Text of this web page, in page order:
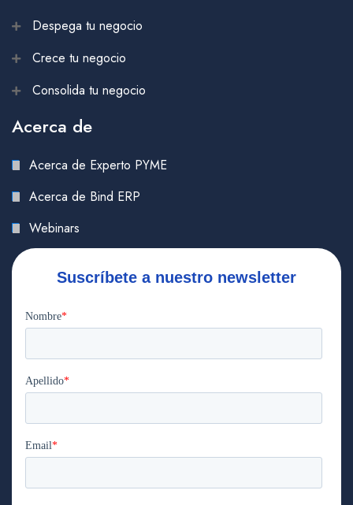
Despega tu negocio
Crece tu negocio
Consolida tu negocio
Acerca de
Acerca de Experto PYME
Acerca de Bind ERP
Webinars
Suscríbete a nuestro newsletter